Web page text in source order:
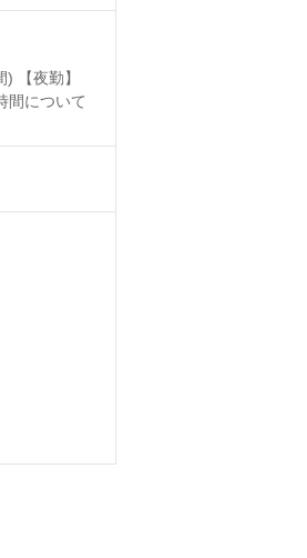
【夜勤】
間について